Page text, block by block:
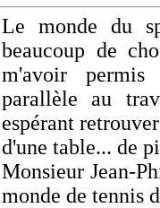
Le monde du
beaucoup de
m'avoir
parallèle au
espérant
d'une table... de
Monsieur Jean-
monde de tennis